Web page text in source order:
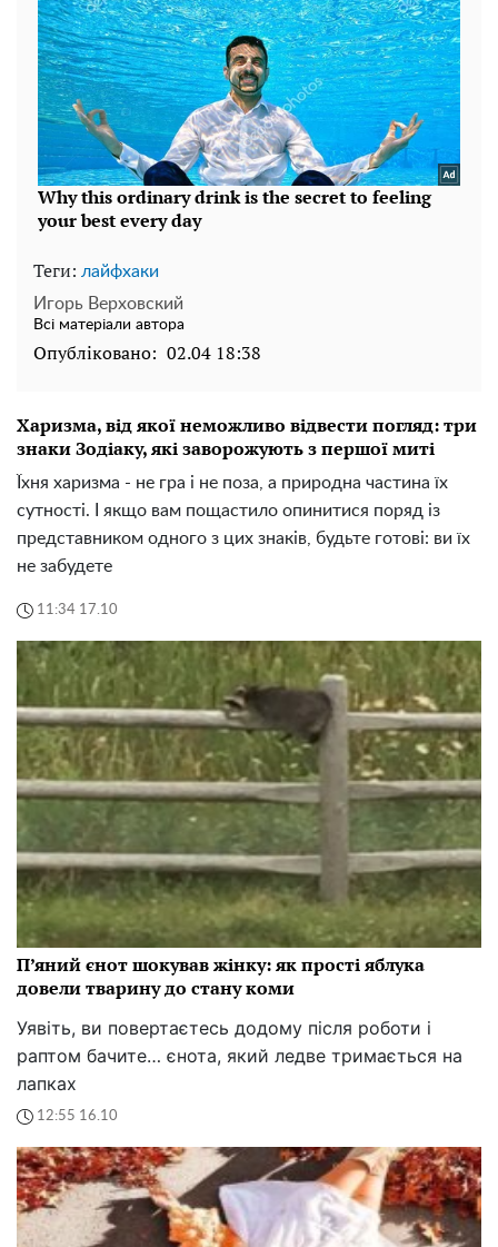
Теги: лайфхаки
Игорь Верховский
Всі матеріали автора
Опубліковано: 02.04 18:38
Харизма, від якої неможливо відвести погляд: три
знаки Зодіаку, які заворожують з першої миті
Їхня харизма - не гра і не поза, а природна частина їх
сутності. І якщо вам пощастило опинитися поряд із
представником одного з цих знаків, будьте готові: ви їх
не забудете
11:34 17.10
П’яний єнот шокував жінку: як прості яблука
довели тварину до стану коми
Уявіть, ви повертаєтесь додому після роботи і
раптом бачите… єнота, який ледве тримається на
лапках
12:55 16.10